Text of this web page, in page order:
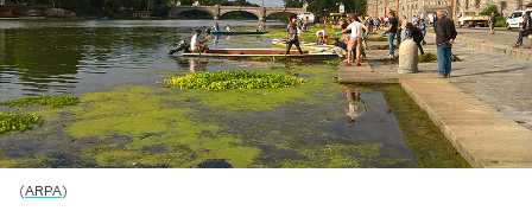
NEWSLETTER
I MIEI PREFERITI
(ARPA)